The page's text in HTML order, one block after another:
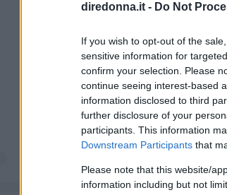
diredonna.it - Do Not
If you wish to opt-out of the
sensitive information for
confirm your selection. Please
continue seeing interest-based
information disclosed to third
further disclosure of your
participants. This information
Downstream Participants that
Please note that this website/
information including but not